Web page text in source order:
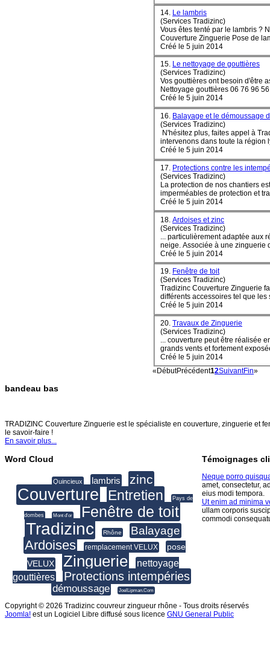
14. Le lambris
(Services Tradizinc)
Vous êtes tenté par le lambris ?
Créé le 5 juin 2014
15. Le nettoyage de gouttières
(Services Tradizinc)
Vos gouttières ont besoin d'être assainies
Créé le 5 juin 2014
16. Balayage et le démoussage
(Services Tradizinc)
N'hésitez plus, faites appel à
Créé le 5 juin 2014
17. Protections contre les
(Services Tradizinc)
La protection de nos chantiers
imperméables de protection et
Créé le 5 juin 2014
18. Ardoises et zinc
(Services Tradizinc)
... particulièrement adaptée aux
neige. Associée à une zinguerie
Créé le 5 juin 2014
19. Fenêtre de toit
(Services Tradizinc)
Tradizinc Couverture Zinguerie
différents accessoires tel que les
Créé le 5 juin 2014
20. Travaux de Zinguerie
(Services Tradizinc)
... couverture peut être réalisée en : Zinc Cuivre Inox Elle est particulièrement adaptée aux régions montagneuses
grands vents et fortement exposé
Créé le 5 juin 2014
« DébutPrécédent12SuivantFin»
bandeau bas
TRADIZINC Couverture Zinguerie est le spécialiste en couverture, zinguerie et
le savoir-faire !
En savoir plus...
Word Cloud
Quincieux lambris zinc
Couverture Entretien Pays de
dombes Mont d'or Fenêtre de toit
Tradizinc Rhône Balayage
Ardoises remplacement VELUX
pose
VELUX
Zinguerie
nettoyage
gouttières
Protections intempéries
démoussage JoelLipman.Com
Témoignages
Neque porro
amet, consectetur,
eius modi tempora.
Ut enim ad minima
ullam corporis
commodi
Copyright © 2026 Tradizinc couvreur zingueur rhône - Tous droits réservés
Joomla! est un Logiciel Libre diffusé sous licence GNU General Public